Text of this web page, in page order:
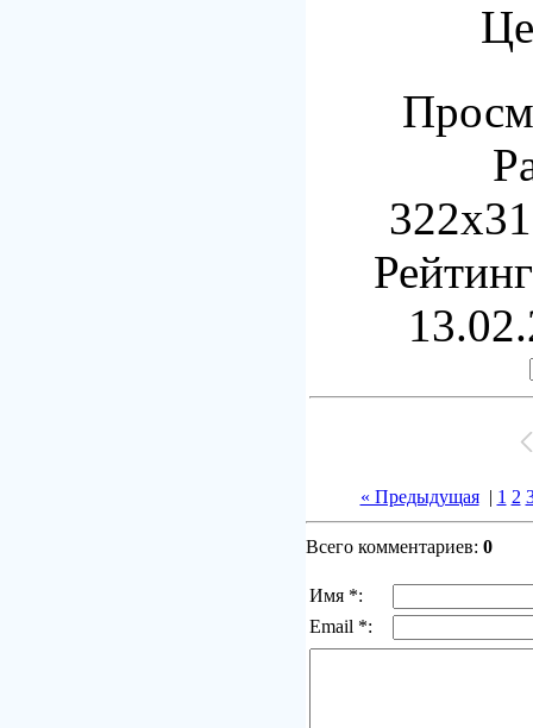
« Предыдущая| 1 2
Всего комментариев: 0
Имя *:
Email *: